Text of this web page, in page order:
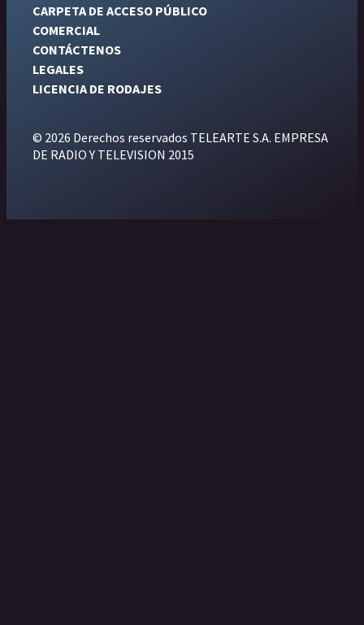
CARPETA DE ACCESO PÚBLICO
COMERCIAL
CONTÁCTENOS
LEGALES
LICENCIA DE RODAJES
© 2026 Derechos reservados TELEARTE S.A. EMPRESA
DE RADIO Y TELEVISION 2015